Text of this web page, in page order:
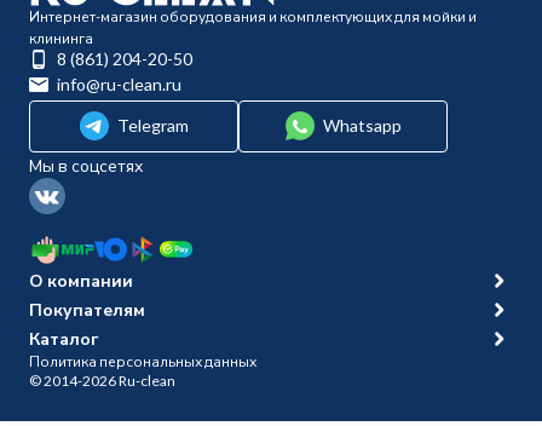
Интернет-магазин оборудования и комплектующих для мойки и
клининга
8 (861) 204-20-50
info@ru-clean.ru
Telegram
Whatsapp
Мы в соцсетях
О компании
Покупателям
Каталог
Политика персональных данных
© 2014-2026 Ru-clean